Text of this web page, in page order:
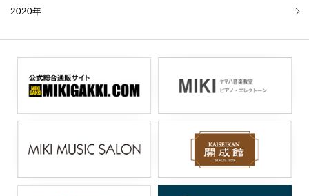
2020年